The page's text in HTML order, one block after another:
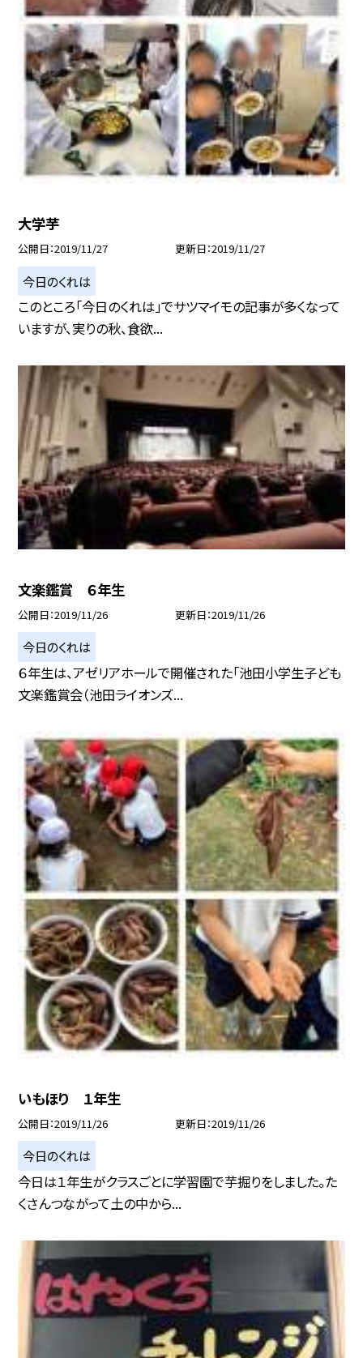
大学芋
公開日 2019/11/27 更新日 2019/11/27
今日のくれは
このところ「今日のくれは」でサツマイモの記事が多くなって
いますが、実りの秋、食欲...
文楽鑑賞 ６年生
公開日 2019/11/26 更新日 2019/11/26
今日のくれは
６年生は、アゼリアホールで開催された「池田小学生子ども
文楽鑑賞会（池田ライオンズ...
いもほり １年生
公開日 2019/11/26 更新日 2019/11/26
今日のくれは
今日は１年生がクラスごとに学習園で芋掘りをしました。た
くさんつながって土の中から...